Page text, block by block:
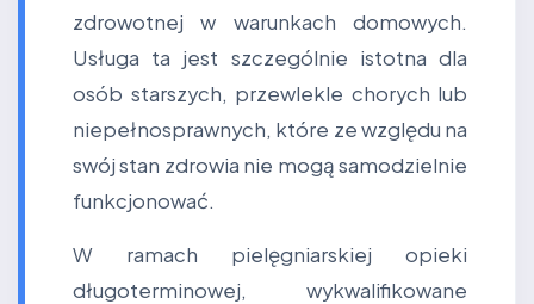
zdrowotnej w warunkach domowych.
Usługa ta jest szczególnie istotna dla
osób starszych, przewlekle chorych lub
niepełnosprawnych, które ze względu na
swój stan zdrowia nie mogą samodzielnie
funkcjonować.
W ramach pielęgniarskiej opieki
długoterminowej, wykwalifikowane